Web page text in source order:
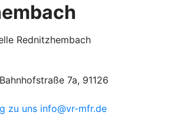
7a, 91126
zu uns info@vr-mfr.de